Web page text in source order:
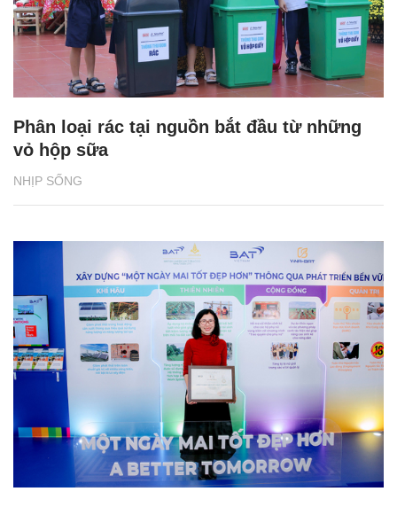
NHỊP SỐNG
Phân loại rác tại nguồn bắt đầu từ những
vỏ hộp sữa